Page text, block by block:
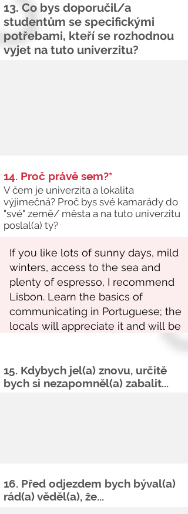
13. Co bys doporučil/a
studentům se specifickými
potřebami, kteří se rozhodnou
vyjet na tuto univerzitu?
14. Proč právě sem?*
V čem je univerzita a lokalita
výjimečná? Proč bys své kamarády do
"své" země/ města a na tuto univerzitu
poslal(a) ty?
15. Kdybych jel(a) znovu, určitě
bych si nezapomněl(a) zabalit...
16. Před odjezdem bych býval(a)
rád(a) věděl(a), že...